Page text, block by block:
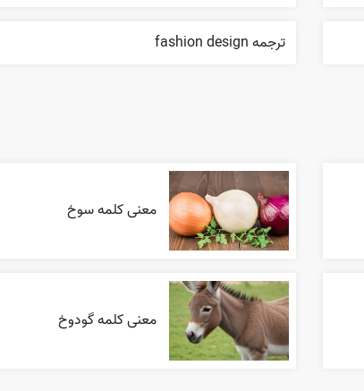
ترجمه fashion design
معنی کلمه سوخ
معنی کلمه گودوخ